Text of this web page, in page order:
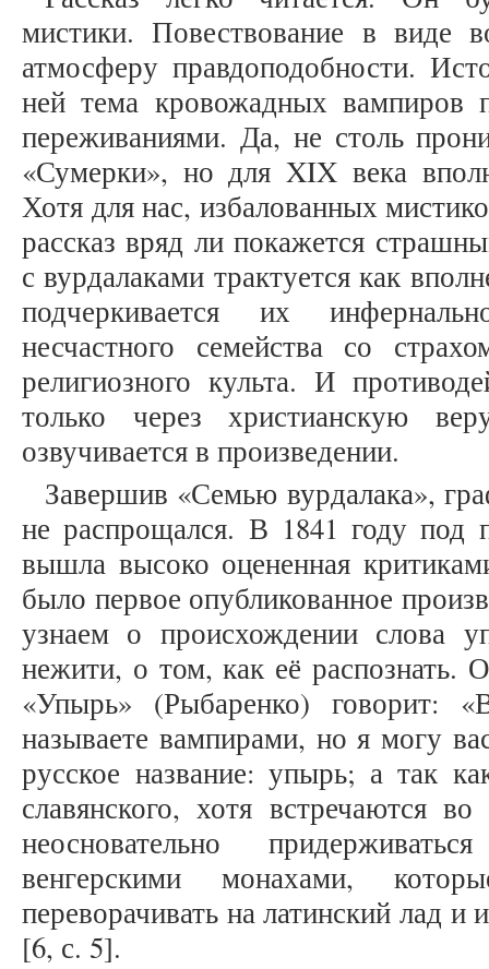
мистики. Повествование в виде
атмосферу правдоподобности.
ней тема кровожадных вампиров
переживаниями. Да, не столь
«Сумерки», но для XIX века
Хотя для нас, избалованных
рассказ вряд ли покажется
с вурдалаками трактуется как
подчеркивается их
несчастного семейства со
религиозного культа. И
только через христианскую
озвучивается в произведении.
Завершив «Семью вурдалака»,
не распрощался. В 1841 году под
вышла высоко оцененная
было первое опубликованное
узнаем о происхождении
нежити, о том, как её распознать.
«Упырь» (Рыбаренко) говорит:
называете вампирами, но я могу
русское название: упырь; а так
славянского, хотя встречаются
неосновательно
венгерскими монахами,
переворачивать на латинский лад
[6, с. 5].